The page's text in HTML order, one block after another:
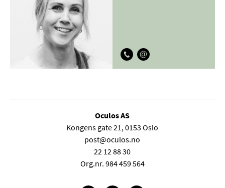
Oculos AS
Kongens gate 21, 0153 Oslo
post@oculos.no
22 12 88 30
Org.nr. 984 459 564